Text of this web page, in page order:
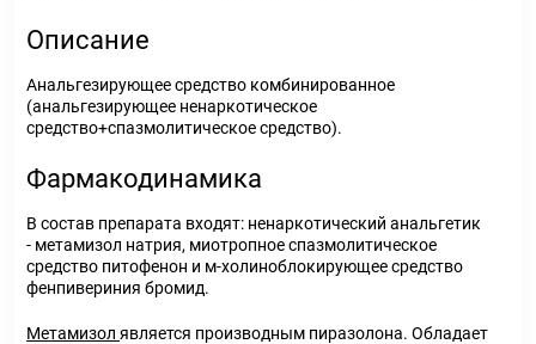
Описание
Анальгезирующее средство комбинированное
(анальгезирующее ненаркотическое
средство+спазмолитическое средство).
Фармакодинамика
В состав препарата входят: ненаркотический анальгетик
- метамизол натрия, миотропное спазмолитическое
средство питофенон и м-холиноблокирующее средство
фенпивериния бромид.
Метамизол является производным пиразолона. Обладает